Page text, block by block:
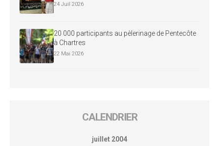
24 Juil 2026
20 000 participants au pèlerinage de Pentecôte
à Chartres
22 Mai 2026
CALENDRIER
juillet 2004